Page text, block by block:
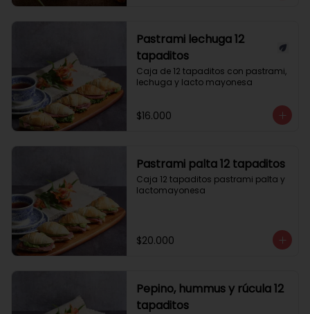
Pastrami lechuga 12
tapaditos
Caja de 12 tapaditos con pastrami,
lechuga y lacto mayonesa
$16.000
Pastrami palta 12 tapaditos
Caja 12 tapaditos pastrami palta y
lactomayonesa
$20.000
Pepino, hummus y rúcula 12
tapaditos